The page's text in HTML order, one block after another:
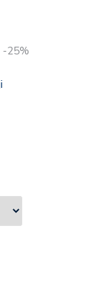
-25%